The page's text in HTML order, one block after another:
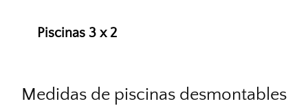
Piscinas 3 x 2
Medidas de piscinas desmontables